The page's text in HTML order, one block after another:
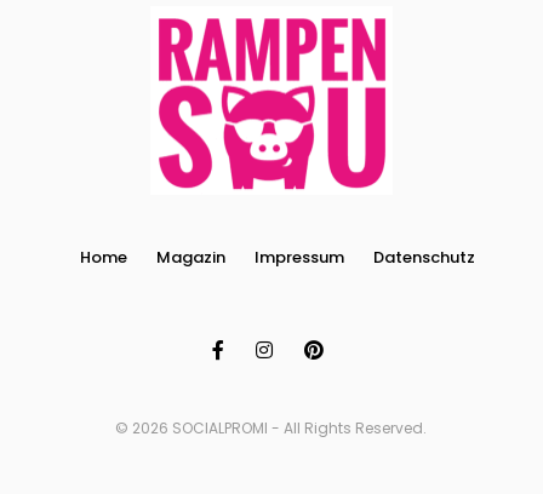
Home Magazin Impressum Datenschutz
© 2026 SOCIALPROMI - All Rights Reserved.